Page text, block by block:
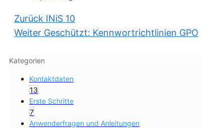
Zurück INiS 10
Weiter Geschützt: Kennwortrichtlinien GPO
Kategorien
Kontaktdaten
13
Erste Schritte
7
Anwenderfragen und Anleitungen